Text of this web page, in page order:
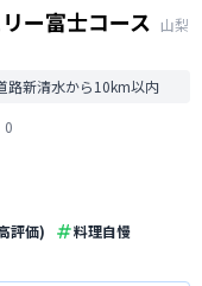
ー富士コース 山梨
路新清水から10km以内
0
評価)
料理自慢